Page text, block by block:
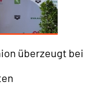
überzeugt bei